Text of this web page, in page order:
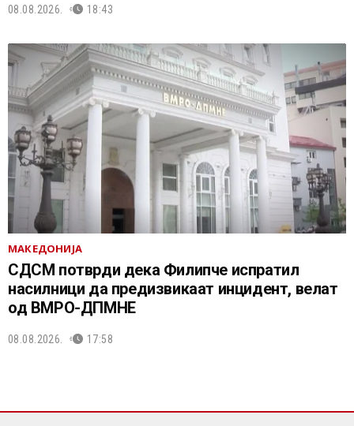
08.08.2026. 18:43
МАКЕДОНИЈА
СДСМ потврди дека Филипче испратил
насилници да предизвикаат инцидент, велат
од ВМРО-ДПМНЕ
08.08.2026. 17:58